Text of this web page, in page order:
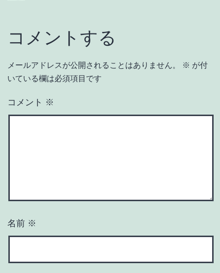
コメントする
メールアドレスが公開されることはありません。 ※ が付
いている欄は必須項目です
コメント ※
名前 ※